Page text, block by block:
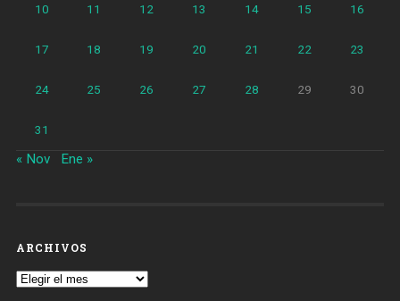
10 11 12 13 14 15 16
17 18 19 20 21 22 23
24 25 26 27 28 29 30
31
« Nov Ene »
ARCHIVOS
Archivos